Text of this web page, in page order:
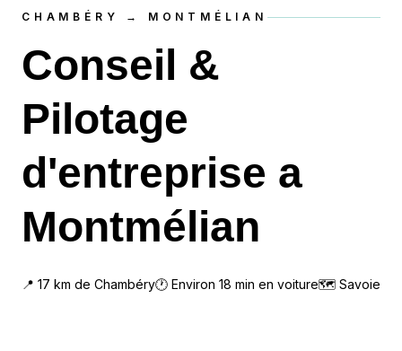
CHAMBÉRY → MONTMÉLIAN
Conseil &
Pilotage
d'entreprise a
Montmélian
📍 17 km de Chambéry🕐 Environ 18 min en voiture🗺 Savoie